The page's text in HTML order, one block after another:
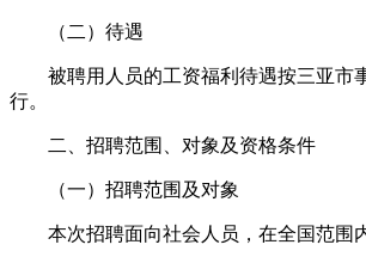
（二）待遇
被聘用人员的工资福利待遇按三亚市
行。
二、招聘范围、对象及资格条件
（一）招聘范围及对象
本次招聘面向社会人员，在全国范围内